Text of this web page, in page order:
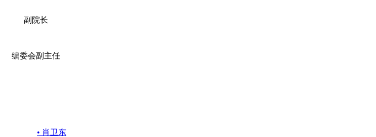
副院长
编委会副主任
• 肖卫东